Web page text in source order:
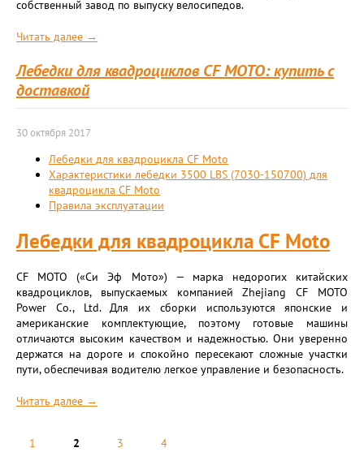
собственный завод по выпуску велосипедов.
Читать далее →
Лебедки для квадроциклов CF MOTO: купить с
доставкой
30 октября 2017
Лебедки для квадроцикла CF Moto
Характеристики лебедки 3500 LBS (7030-150700) для
квадроцикла CF Moto
Правила эксплуатации
Лебедки для квадроцикла CF Moto
CF MOTO («Си Эф Мото») — марка недорогих китайских
квадроциклов, выпускаемых компанией Zhejiang CF MOTO
Power Co., Ltd. Для их сборки используются японские и
американские комплектующие, поэтому готовые машины
отличаются высоким качеством и надежностью. Они уверенно
держатся на дороге и спокойно пересекают сложные участки
пути, обеспечивая водителю легкое управление и безопасность.
Читать далее →
1 2 3 4